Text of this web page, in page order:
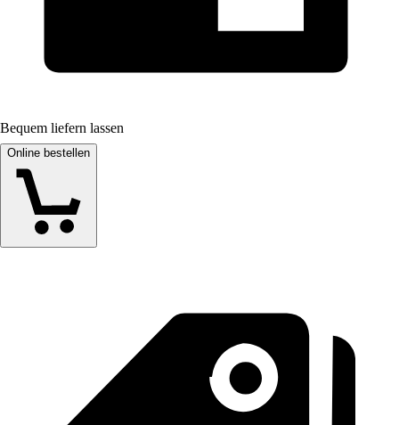
Bequem liefern lassen
Online bestellen